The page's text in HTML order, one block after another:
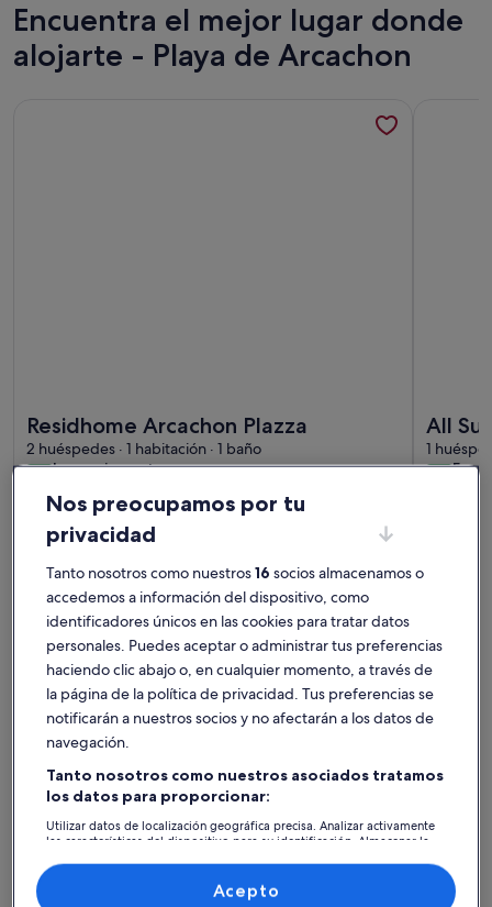
Encuentra el mejor lugar donde
alojarte - Playa de Arcachon
Residhome Arcachon Plazza
2 huéspedes · 1 habitación · 1 baño
Impresionante
impresionante
(1046 comentarios)
Más información sobre Residhome Arcachon Plazza
All
Dune
1
Alojamientos mejor valorados -
Playa de Arcachon
Más información sobre Charming industrial-style house
Nos preocupamos por tu
privacidad
Tanto nosotros como nuestros16 socios almacenamos o
accedemos a información del dispositivo, como
identificadores únicos en las cookies para tratar datos
personales. Puedes aceptar o administrar tus preferencias
haciendo clic abajo o, en cualquier momento, a través de
la página de la política de privacidad. Tus preferencias se
notificarán a nuestros socios y no afectarán a los datos de
navegación.
Tanto nosotros como nuestros asociados tratamos
los datos para proporcionar:
Utilizar datos de localización geográfica precisa. Analizar activamente
las características del dispositivo para su identificación. Almacenar la
contenido personalizados, medición de publicidad y contenido,
investigación de audiencia y desarrollo de servicios.
Acepto